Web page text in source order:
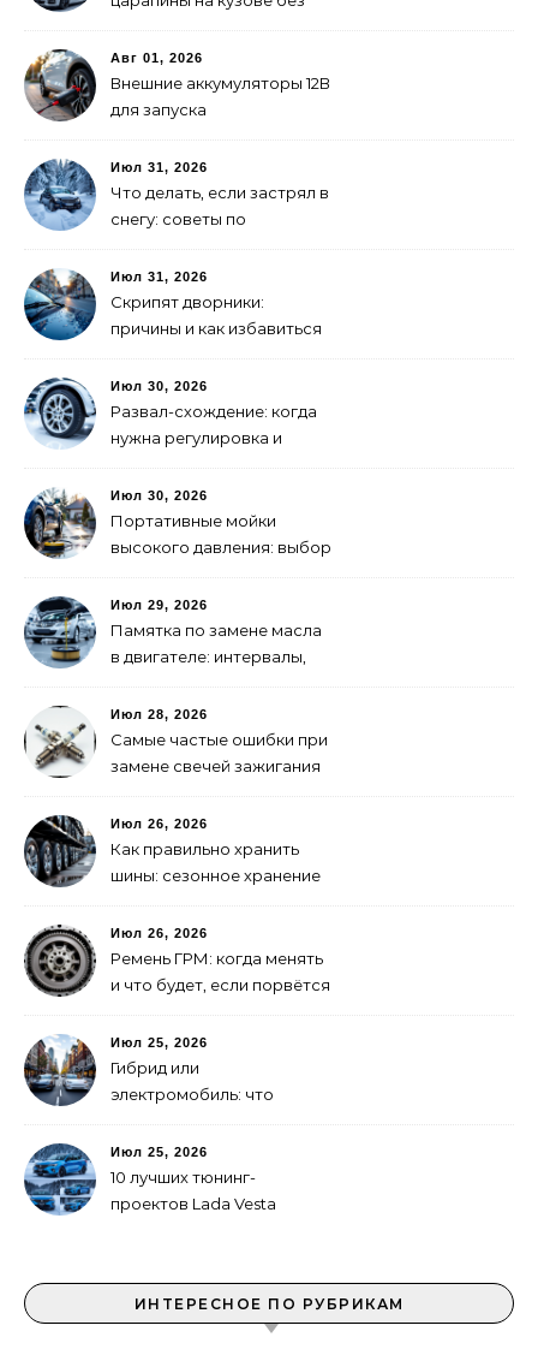
Авг 01, 2026
Внешние аккумуляторы 12В
для запуска
выбрать
Июл 31, 2026
Что делать, если застрял в
снегу: советы по
Июл 31, 2026
Скрипят дворники:
причины и как избавиться
Июл 30, 2026
Развал-схождение: когда
нужна регулировка и
Июл 30, 2026
Портативные мойки
высокого давления: выбор
мойки авто
Июл 29, 2026
Памятка по замене масла
в двигателе: интервалы,
Июл 28, 2026
Самые частые ошибки при
замене свечей зажигания
Июл 26, 2026
Как правильно хранить
шины: сезонное хранение
Июл 26, 2026
Ремень ГРМ: когда менять
и что будет, если порвётся
Июл 25, 2026
Гибрид или
электромобиль: что
Июл 25, 2026
10 лучших тюнинг-
проектов Lada Vesta
ИНТЕРЕСНОЕ ПО РУБРИКАМ